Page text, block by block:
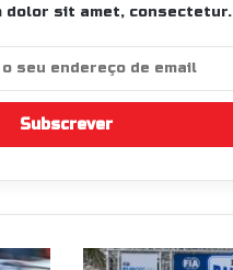
dolor sit amet, consectetur.
"Tivemos